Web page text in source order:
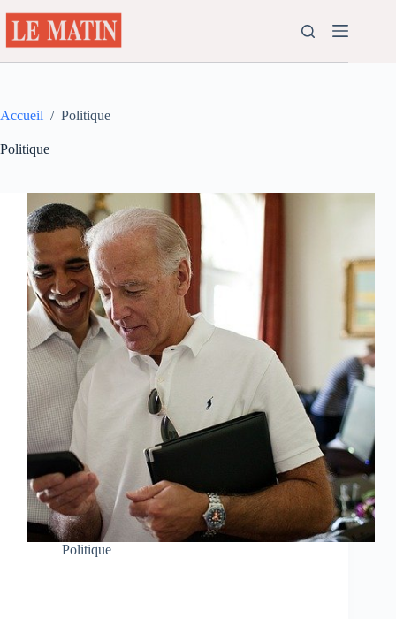
au
contenu
Accueil / Politique
Politique
Politique